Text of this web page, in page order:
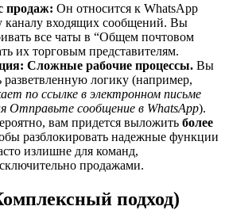
продаж: Он относится к WhatsApp
каналу входящих сообщений. Вы
все чаты в “Общем почтовом
их торговым представителям.
Сложные рабочие процессы. Вы
разветвленную логику (например,
по ссылке в электронном письме
Отправьте сообщение в WhatsApp).
вам придется выложить более
разблокировать надежные функции
излишне для команд,
продажами.
подход)